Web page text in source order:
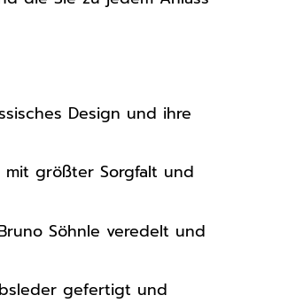
Design und ihre
größter Sorgfalt und
Söhnle veredelt und
gefertigt und